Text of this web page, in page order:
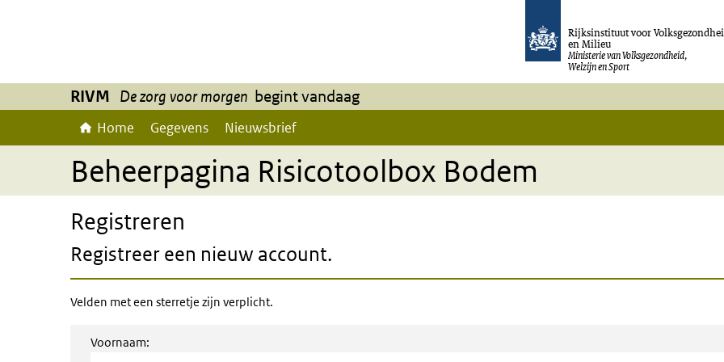
Rijksinstituut voor
en Milieu
Ministerie van Volksgezondheid,
Welzijn en Sport
RIVM De zorg voor morgen begint vandaag
Home Gegevens Nieuwsbrief
Beheerpagina Risicotoolbox Bodem
Registreren
Registreer een nieuw account.
Velden met een sterretje zijn verplicht.
Voornaam: